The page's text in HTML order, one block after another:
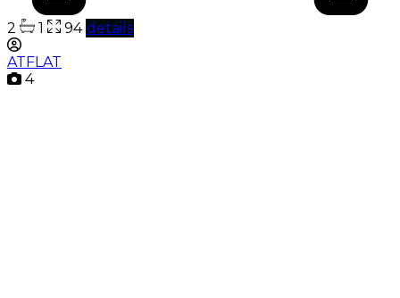
2 1 94 details
ATFLAT
4